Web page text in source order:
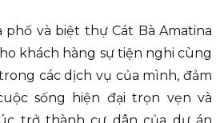
và biệt thự Cát Bà Amatina
khách hàng sự tiện nghi cùng
các dịch vụ của mình, đảm
sống hiện đại trọn vẹn và
trở thành cư dân của dự án